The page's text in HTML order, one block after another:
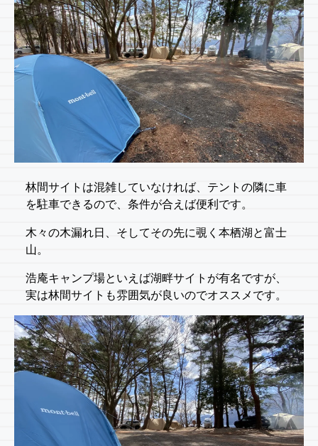
林間サイトは混雑していなければ、テントの隣に車
を駐車できるので、条件が合えば便利です。
木々の木漏れ日、そしてその先に覗く本栖湖と富士
山。
浩庵キャンプ場といえば湖畔サイトが有名ですが、
実は林間サイトも雰囲気が良いのでオススメです。